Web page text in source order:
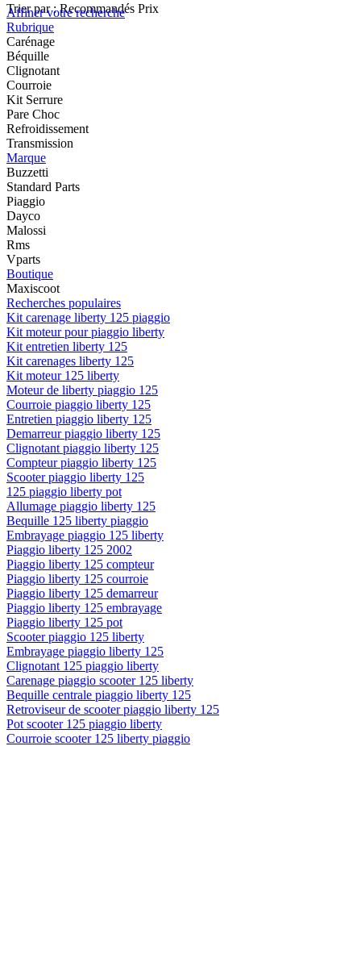
Trier par : Recommandés Prix
Affiner votre recherche
Rubrique
Carénage
Béquille
Clignotant
Courroie
Kit Serrure
Pare Choc
Refroidissement
Transmission
Marque
Buzzetti
Standard Parts
Piaggio
Dayco
Malossi
Rms
Vparts
Boutique
Maxiscoot
Recherches populaires
Kit carenage liberty 125 piaggio
Kit moteur pour piaggio liberty
Kit entretien liberty 125
Kit carenages liberty 125
Kit moteur 125 liberty
Moteur de liberty piaggio 125
Courroie piaggio liberty 125
Entretien piaggio liberty 125
Demarreur piaggio liberty 125
Clignotant piaggio liberty 125
Compteur piaggio liberty 125
Scooter piaggio liberty 125
125 piaggio liberty pot
Allumage piaggio liberty 125
Bequille 125 liberty piaggio
Embrayage piaggio 125 liberty
Piaggio liberty 125 2002
Piaggio liberty 125 compteur
Piaggio liberty 125 courroie
Piaggio liberty 125 demarreur
Piaggio liberty 125 embrayage
Piaggio liberty 125 pot
Scooter piaggio 125 liberty
Embrayage piaggio liberty 125
Clignotant 125 piaggio liberty
Carenage piaggio scooter 125 liberty
Bequille centrale piaggio liberty 125
Retroviseur de scooter piaggio liberty 125
Pot scooter 125 piaggio liberty
Courroie scooter 125 liberty piaggio